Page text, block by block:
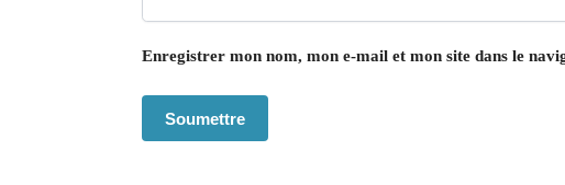
Enregistrer mon nom, mon e-mail et mon site dans le